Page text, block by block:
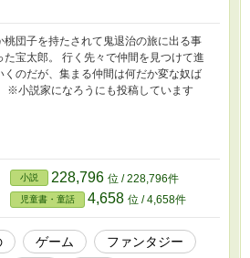
桃団子を持たされて鬼退治の旅に出る事
た宝太郎。 行く先々で仲間を見つけて進
くのだが、集まる仲間は何だか変な奴ば
※小説家になろうにも投稿しています
小説 228,796 位 / 228,796件
児童書・童話 4,658 位 / 4,658件
ゲーム
ファンタジー